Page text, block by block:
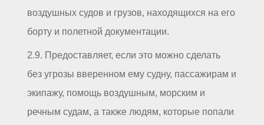
воздушных судов и грузов, находящихся на его
борту и полетной документации.
2.9. Предоставляет, если это можно сделать
без угрозы вверенном ему судну, пассажирам и
экипажу, помощь воздушным, морским и
речным судам, а также людям, которые попали